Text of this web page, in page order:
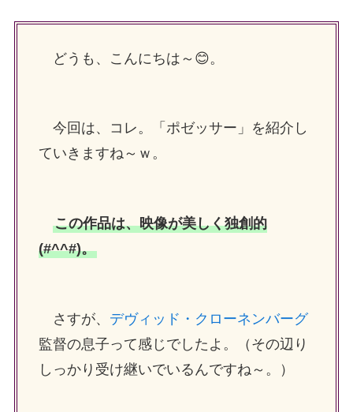
どうも、こんにちは～😊。
今回は、コレ。「ポゼッサー」を紹介し
ていきますね～ｗ。
この作品は、映像が美しく独創的
(#^^#)。
さすが、 デヴィッド・クローネンバーグ
監督の息子って感じでしたよ。（その辺り
しっかり受け継いでいるんですね～。）